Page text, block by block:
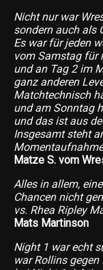
Nicht nur war
sondern auch als
Es war für jeden
vom Samstag für
und an Tag 2 im
ganz anderen
Matchtechnisch
und am Sonntag
und das ist aus
Insgesamt steht
Matze S. vom
Alles in allem,
Chancen nicht
vs. Rhea Ripley
Mats Martinson
Night 1 war echt
war Rollins